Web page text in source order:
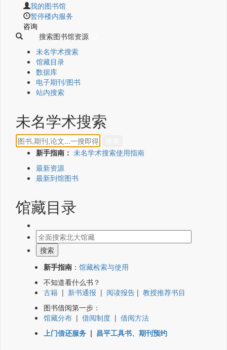
我的图书馆
暂停楼内服务
咨询
搜索图书馆资源
未名学术搜索
馆藏目录
数据库
电子期刊/图书
站内搜索
未名学术搜索
新手指南： 未名学术搜索使用指南
最新资源
最新到馆图书
馆藏目录
新手指南 ： 馆藏检索与使用
不知道看什么书？
古籍 | 新书通报 | 阅读报告 | 教授推荐书目
图书借阅第一步：
馆藏分布 | 借阅制度 | 借阅方法
上门借还服务 | 昌平工具书、期刊预约